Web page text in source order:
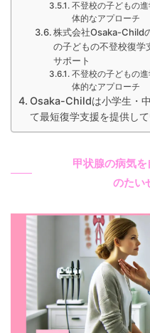
不登校の子どもの
体的なアプローチ
株式会社Osaka-Child
の子どもの不登校復学
サポート
不登校の子どもの
体的なアプローチ
Osaka-Childは小学生・
て最短復学支援を提供し
甲状腺の病気
のたい